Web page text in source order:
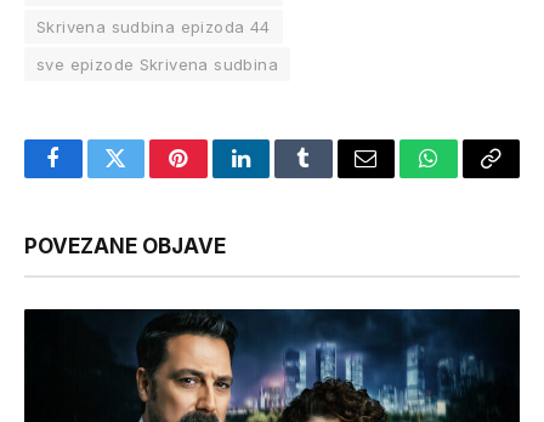
Skrivena sudbina epizoda 44
sve epizode Skrivena sudbina
FacebookTwitterPinterestLinkedInTumblrEmail WhatsApp
Copy
POVEZANE OBJAVE